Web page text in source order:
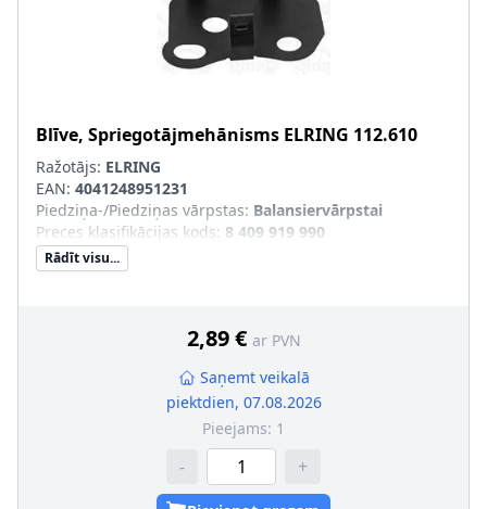
Blīve, Spriegotājmehānisms ELRING 112.610
Ražotājs: ELRING
EAN: 4041248951231
Piedziņa-/Piedziņas vārpstas: Balansiervārpstai
Preces klasifikācijas kods: 8 409 919 990
Rādīt visu...
2,89 € ar PVN
Saņemt veikalā
piektdien, 07.08.2026
Pieejams: 1
- +